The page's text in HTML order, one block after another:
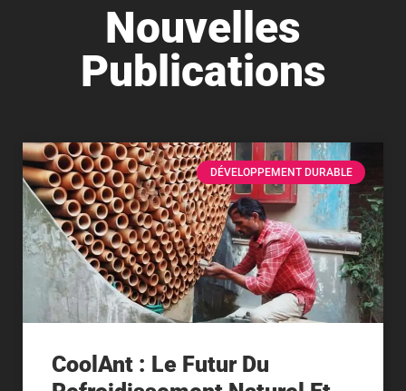
Nouvelles
Publications
DÉVELOPPEMENT DURABLE
CoolAnt : Le Futur Du